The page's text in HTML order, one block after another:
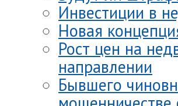
Инвестиции в
Новая
Рост цен на
направлении
Бывшего